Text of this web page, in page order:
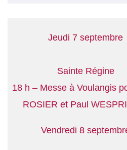
Jeudi 7 septembre
Sainte Régine
18 h – Messe à Voulangis
ROSIER et Paul
Vendredi 8